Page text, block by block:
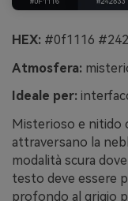
HEX: #0f1116
Atmosfera:
Ideale per:
Misterioso e nitido
attraversano la
modalità scura
testo deve essere
profondo al grigio